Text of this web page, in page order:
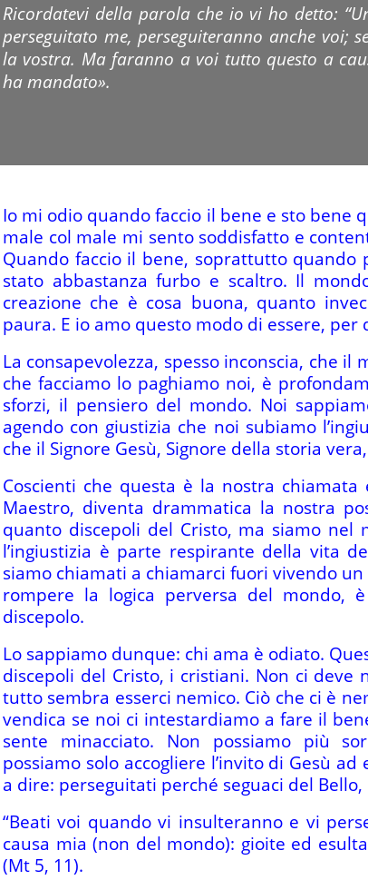
Ricordatevi della parola che io vi ho detto:
perseguitato me, perseguiteranno anche voi;
la vostra. Ma faranno a voi tutto questo a
ha mandato».
Io mi odio quando faccio il bene e sto bene
male col male mi sento soddisfatto e
Quando faccio il bene, soprattutto
stato abbastanza furbo e scaltro. Il
creazione che è cosa buona, quanto
paura. E io amo questo modo di essere,
La consapevolezza, spesso inconscia, che
che facciamo lo paghiamo noi, è
sforzi, il pensiero del mondo. Noi
agendo con giustizia che noi subiamo
che il Signore Gesù, Signore della storia
Coscienti che questa è la nostra
Maestro, diventa drammatica la nostra
quanto discepoli del Cristo, ma siamo nel
l’ingiustizia è parte respirante della vita
siamo chiamati a chiamarci fuori vivendo
rompere la logica perversa del mondo,
discepolo.
Lo sappiamo dunque: chi ama è odiato.
discepoli del Cristo, i cristiani. Non ci
tutto sembra esserci nemico. Ciò che ci è
vendica se noi ci intestardiamo a fare il
sente minacciato. Non possiamo più
possiamo solo accogliere l’invito di Gesù
a dire: perseguitati perché seguaci del
“Beati voi quando vi insulteranno e vi
causa mia (non del mondo): gioite ed
(Mt 5, 11).